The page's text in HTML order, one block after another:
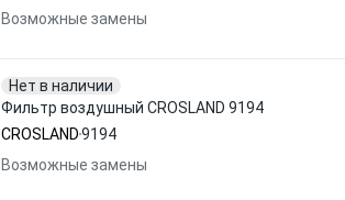
Возможные замены
Нет в наличии
Фильтр воздушный CROSLAND 9194
CROSLAND9194
Возможные замены